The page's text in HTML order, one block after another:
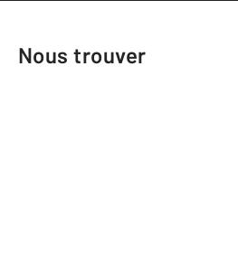
Nous trouver